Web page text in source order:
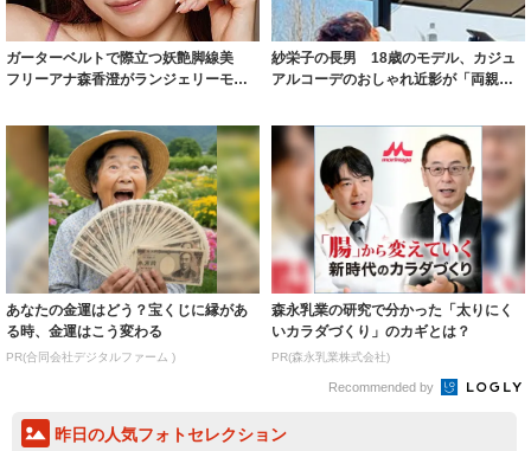
ガーターベルトで際立つ妖艶脚線美
フリーアナ森香澄がランジェリーモデ
紗栄子の長男 18歳のモデル、カジュ
アルコーデのおしゃれ近影が「両親の
あなたの金運はどう？宝くじに縁があ
る時、金運はこう変わる
PR(合同会社デジタルファーム )
森永乳業の研究で分かった「太りにく
いカラダづくり」のカギとは？
PR(森永乳業株式会社)
Recommended by
昨日の人気フォトセレクション